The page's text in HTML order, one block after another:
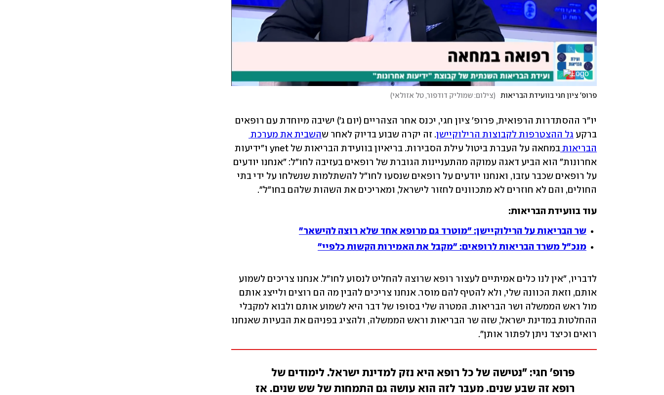
פרופ' ציון חגי בוועידת הבריאות (צילום: שמוליק דודפור, טל אזולאי)
ברקע גל ההצטרפות לקבוצות הרילוקיישן. זה יקרה שבוע בדיוק לאחר ש
הבריאות
החולים, והם לא חוזרים לא מתכוונים לחזור לישראל, ומאריכים את השהות שלהם בחו"ל".
עוד בוועידת הבריאות:
שר הבריאות על הרילוקיישן: "מוטרד גם מרופא אחד שלא רוצה להישאר"
מנכ"ל משרד הבריאות לרופאים: "מקבל את האמירות הקשות כלפיי"
רואים וכיצד ניתן לפתור אותן".
פרופ' חגי: "נטישה של כל רופא היא נזק למדינת ישראל. לימודים של
רופא זה שבע שנים. מעבר לזה הוא עושה גם התמחות של שש שנים. אז